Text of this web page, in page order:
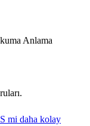
Anlama
mi daha kolay